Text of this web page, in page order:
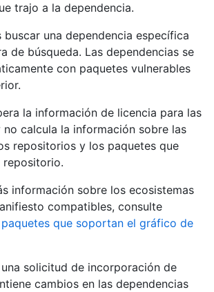
trajo a la dependencia.
buscar una dependencia específica
de búsqueda. Las dependencias se
con paquetes vulnerables
la información de licencia para las
no calcula la información sobre las
repositorios y los paquetes que
repositorio.
información sobre los ecosistemas
compatibles, consulte
que soportan el gráfico de
solicitud de incorporación de
cambios en las dependencias